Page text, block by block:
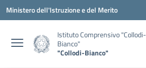
Vai ai contenuti
Vai al menu di navigazione
Vai al footer
Ministero dell'Istruzione e del Merito
Istituto Comprensivo "Collodi-
Bianco"
"Collodi-Bianco"